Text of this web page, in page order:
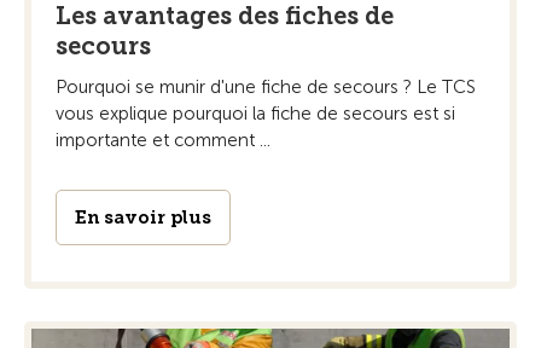
Les avantages des fiches de
secours
Pourquoi se munir d'une fiche de secours ? Le TCS
vous explique pourquoi la fiche de secours est si
importante et comment ...
En savoir plus